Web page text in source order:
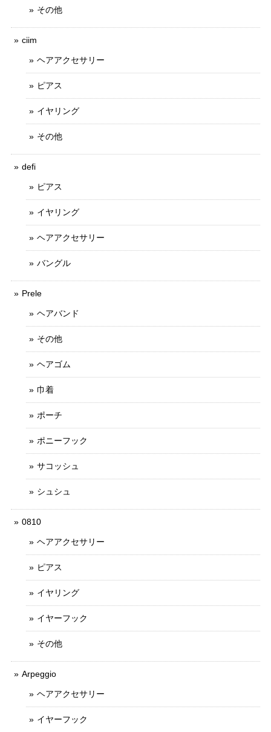
その他
ciim
ヘアアクセサリー
ピアス
イヤリング
その他
defi
ピアス
イヤリング
ヘアアクセサリー
バングル
Prele
ヘアバンド
その他
ヘアゴム
巾着
ポーチ
ポニーフック
サコッシュ
シュシュ
0810
ヘアアクセサリー
ピアス
イヤリング
イヤーフック
その他
Arpeggio
ヘアアクセサリー
イヤーフック